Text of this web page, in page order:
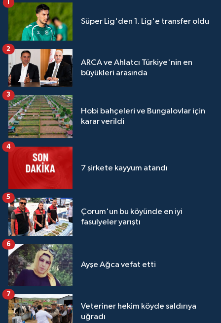
Süper Lig'den 1. Lig'e transfer oldu
ARCA ve Ahlatcı Türkiye'nin en
büyükleri arasında
2
Hobi bahçeleri ve Bungalovlar için
karar verildi
3
7 şirkete kayyum atandı
4
Çorum'un bu köyünde en iyi
fasulyeler yarıştı
5
Ayşe Ağca vefat etti
6
Veteriner hekim köyde saldırıya
uğradı
7